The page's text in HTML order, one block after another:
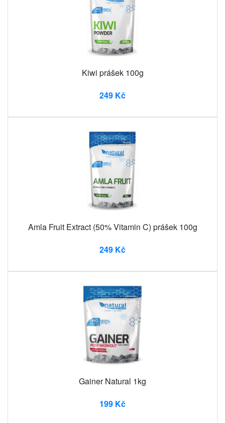
Kiwi prášek 100g
249 Kč
Amla Fruit Extract (50% Vitamin C) prášek 100g
249 Kč
Gainer Natural 1kg
199 Kč